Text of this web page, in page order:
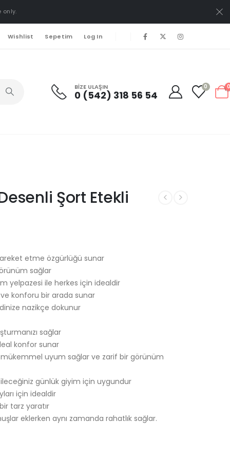
only.
Wishlist Sepetim Log In
BIZE ULAŞIN
0 (542) 318 56 54
0
Şort Etekli
etme özgürlüğü sunar
sağlar
yelpazesi ile herkes için idealdir
ve konforu bir arada sunar
nazikçe dokunur
sağlar
konfor sunar
uyum sağlar ve zarif bir görünüm
günlük giyim için uygundur
için idealdir
tarz yaratır
eklerken aynı zamanda rahatlık sağlar.